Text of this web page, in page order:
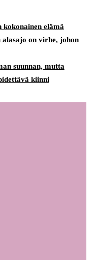
kokonainen elämä
alasajo on virhe, johon
suunnan, mutta
kiinni